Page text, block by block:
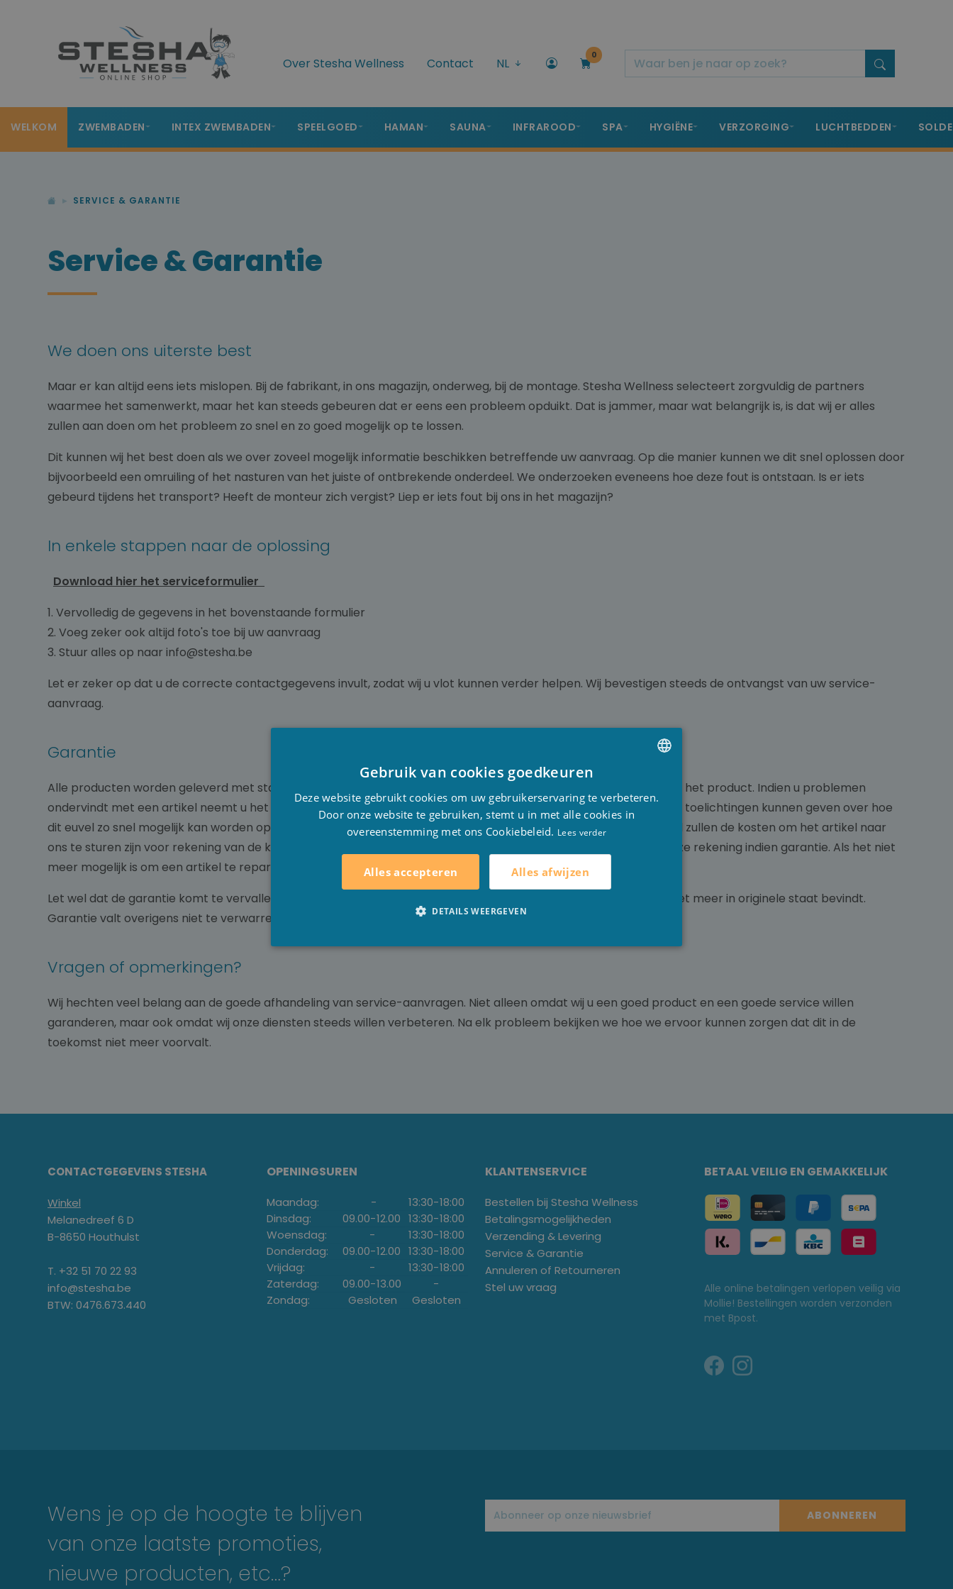
Over Stesha Wellness Contact NL
0
WELKOM ZWEMBADEN INTEX ZWEMBADEN SPEELGOED HAMAN SAUNA INFRAROOD SPA HYGIËNE VERZORGING LUCHTBEDDEN
SERVICE & GARANTIE
Service & Garantie
We doen ons uiterste best
Maar er kan altijd eens iets mislopen. Bij de fabrikant, in ons magazijn, onderweg, bij de montage. Stesha Wellness selecteert zorgvuldig de partners
waarmee het samenwerkt, maar het kan steeds gebeuren dat er eens een probleem opduikt. Dat is jammer, maar wat belangrijk is, is dat wij er alles
zullen aan doen om het probleem zo snel en zo goed mogelijk op te lossen.
Dit kunnen wij het best doen als we over zoveel mogelijk informatie beschikken betreffende uw aanvraag. Op die manier kunnen we dit snel oplossen door
bijvoorbeeld een omruiling of het nasturen van het juiste of ontbrekende onderdeel. We onderzoeken eveneens hoe deze fout is ontstaan. Is er iets
gebeurd tijdens het transport? Heeft de monteur zich vergist? Liep er iets fout bij ons in het magazijn?
In enkele stappen naar de oplossing
Download hier het serviceformulier
1. Vervolledig de gegevens in het bovenstaande formulier
2. Voeg zeker ook altijd foto's toe bij uw aanvraag
3. Stuur alles op naar info@stesha.be
Let er zeker op dat u de correcte contactgegevens invult, zodat wij u vlot kunnen verder helpen. Wij bevestigen steeds de ontvangst van uw service-
aanvraag.
Garantie
Alle producten worden geleverd met standaard 2 jaar fabrieksgarantie, indien anders wordt dit steeds vermeld bij het product. Indien u problemen
ondervindt met een artikel neemt u het best contact op met Stesha Wellness zodat de medewerkers u de nodige toelichtingen kunnen geven over hoe
dit euvel zo snel mogelijk kan worden opgelost. Als de goederen voor reparatie naar ons moeten worden gestuurd zullen de kosten om het artikel naar
ons te sturen zijn voor rekening van de klant. De reparatie alsook de daarbij horende transportkosten zijn voor onze rekening indien garantie. Als het niet
meer mogelijk is om een artikel te repareren, zal dit door een gelijkwaardig artikel worden vervangen.
Let wel dat de garantie komt te vervallen indien er
schade werd toegebracht of als het product zich niet meer in originele staat bevindt.
Garantie valt overigens niet te verwarren met slijtage.
Vragen of opmerkingen?
Wij hechten veel belang aan de goede afhandeling van service-aanvragen. Niet alleen omdat wij u een goed product en een goede service willen
garanderen, maar ook omdat wij onze diensten steeds willen verbeteren. Na elk probleem bekijken we hoe we ervoor kunnen zorgen dat dit in de
toekomst niet meer voorvalt.
CONTACTGEGEVENS STESHA
Winkel
Melanedreef 6 D
B-8650 Houthulst
T. +32 51 70 22 93
info@stesha.be
BTW: 0476.673.440
OPENINGSUREN
Maandag: - 13:30-18:00
Dinsdag:
09.00-12.00 13:30-18:00
Woensdag:
- 13:30-18:00
Donderdag:
09.00-12.00 13:30-18:00
Vrijdag:
- 13:30-18:00
Zaterdag:
09.00-13.00
-
Zondag:
Gesloten Gesloten
KLANTENSERVICE
Bestellen bij Stesha Wellness
Betalingsmogelijkheden
Verzending & Levering
Service & Garantie
Annuleren of Retourneren
Stel uw vraag
BETAAL VEILIG EN GEMAKKELIJK
Alle online betalingen verlopen veilig via
Mollie! Bestellingen worden verzonden
met Bpost.
Wens je op de hoogte te blijven
van onze laatste promoties,
nieuwe producten, etc…?
ABONNEREN
Gebruik van cookies goedkeuren
Deze website gebruikt cookies om uw gebruikerservaring te verbeteren.
Door onze website te gebruiken, stemt u in met alle cookies in
overeenstemming met ons Cookiebeleid. Lees verder
Alles accepteren Alles afwijzen
DETAILS WEERGEVEN